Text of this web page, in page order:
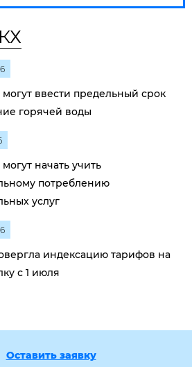
ввести предельный срок
горячей воды
начать учить
потреблению
услуг
индексацию тарифов на
с 1 июля
Оставить заявку